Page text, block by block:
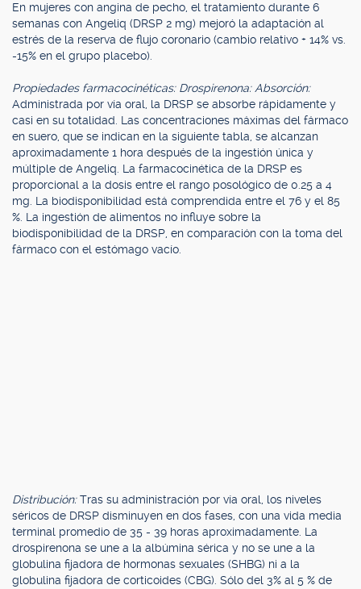
En mujeres con angina de pecho, el tratamiento durante 6
semanas con Angeliq (DRSP 2 mg) mejoró la adaptación al
estrés de la reserva de flujo coronario (cambio relativo + 14% vs.
-15% en el grupo placebo).
Propiedades farmacocinéticas: Drospirenona: Absorción:
Administrada por vía oral, la DRSP se absorbe rápidamente y
casi en su totalidad. Las concentraciones máximas del fármaco
en suero, que se indican en la siguiente tabla, se alcanzan
aproximadamente 1 hora después de la ingestión única y
múltiple de Angeliq. La farmacocinética de la DRSP es
proporcional a la dosis entre el rango posológico de 0.25 a 4
mg. La biodisponibilidad está comprendida entre el 76 y el 85
%. La ingestión de alimentos no influye sobre la
biodisponibilidad de la DRSP, en comparación con la toma del
fármaco con el estómago vacío.
Distribución:Tras su administración por vía oral, los niveles
séricos de DRSP disminuyen en dos fases, con una vida media
terminal promedio de 35 - 39 horas aproximadamente. La
drospirenona se une a la albúmina sérica y no se une a la
globulina fijadora de hormonas sexuales (SHBG) ni a la
globulina fijadora de corticoides (CBG). Sólo del 3% al 5 % de